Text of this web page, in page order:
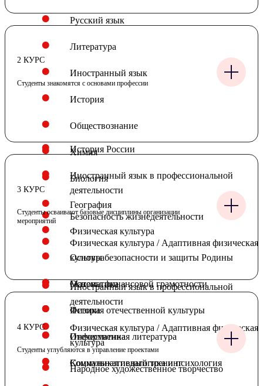
Русский язык
Литература
Иностранный язык
История
Обществознание
Химия
Биология
География
Физическая культура
Основы безопасности и защиты Родины
Математика
Физика
Информатика
Коммуникативный тренинг
2 КУРС
Студенты знакомятся с основами профессии
История России
Иностранный язык в профессиональной
деятельности
Безопасность жизнедеятельности
Физическая культура / Адаптивная физическая
культура
Основы финансовой грамотности
История отечественной культуры
Отечественная литература
Социальная педагогика и психология
3 КУРС
Студенты осваивают базовые дисциплины организации
мероприятий
Иностранный язык в профессиональной
деятельности
Физическая культура / Адаптивная физическая
культура
Народное художественное творчество
4 КУРС
Студенты углубляются в управление проектами